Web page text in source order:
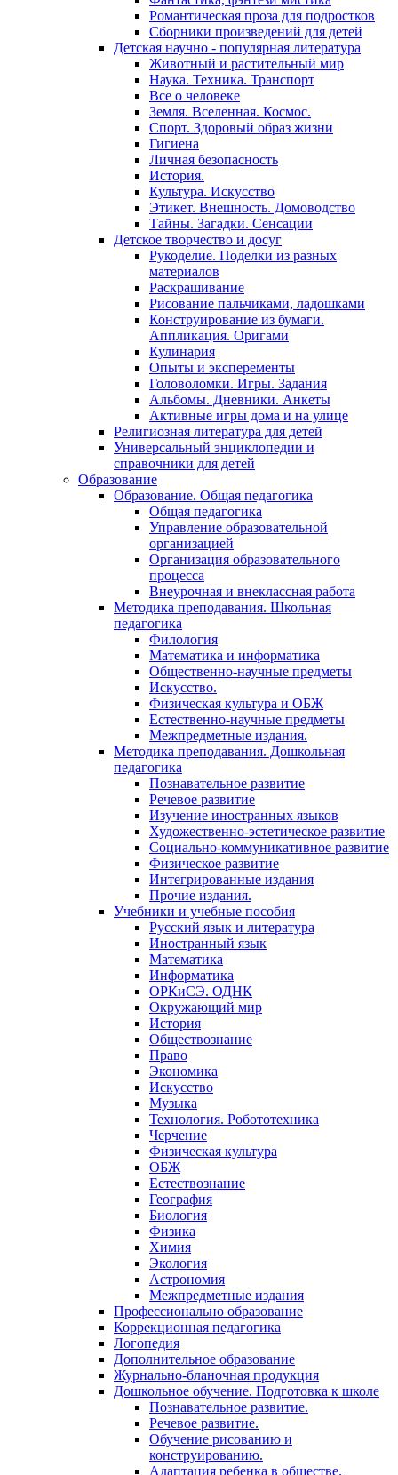
Романтическая проза для подростков
Сборники произведений для детей
Детская научно - популярная литература
Животный и растительный мир
Наука. Техника. Транспорт
Все о человеке
Земля. Вселенная. Космос.
Спорт. Здоровый образ жизни
Гигиена
Личная безопасность
История.
Культура. Искусство
Этикет. Внешность. Домоводство
Тайны. Загадки. Сенсации
Детское творчество и досуг
Рукоделие. Поделки из разных
материалов
Раскрашивание
Рисование пальчиками, ладошками
Конструирование из бумаги.
Аппликация. Оригами
Кулинария
Опыты и эксперементы
Головоломки. Игры. Задания
Альбомы. Дневники. Анкеты
Активные игры дома и на улице
Религиозная литература для детей
Универсальный энциклопедии и
справочники для детей
Образование
Образование. Общая педагогика
Общая педагогика
Управление образовательной
организацией
Организация образовательного
процесса
Внеурочная и внеклассная работа
Методика преподавания. Школьная
педагогика
Филология
Математика и информатика
Общественно-научные предметы
Искусство.
Физическая культура и ОБЖ
Естественно-научные предметы
Межпредметные издания.
Методика преподавания. Дошкольная
педагогика
Познавательное развитие
Речевое развитие
Изучение иностранных языков
Художественно-эстетическое развитие
Социально-коммуникативное развитие
Физическое развитие
Интегрированные издания
Прочие издания.
Учебники и учебные пособия
Русский язык и литература
Иностранный язык
Математика
Информатика
ОРКиСЭ. ОДНК
Окружающий мир
История
Обществознание
Право
Экономика
Искусство
Музыка
Технология. Робототехника
Черчение
Физическая культура
ОБЖ
Естествознание
География
Биология
Физика
Химия
Экология
Астрономия
Межпредметные издания
Профессионально образование
Коррекционная педагогика
Логопедия
Дополнительное образование
Журнально-бланочная продукция
Дошкольное обучение. Подготовка к школе
Познавательное развитие.
Речевое развитие.
Обучение рисованию и
конструированию.
Адаптация ребенка в обществе.